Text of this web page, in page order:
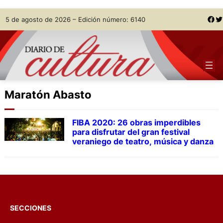
Skip
to
content
5 de agosto de 2026 – Edición número: 6140 Facebook Twitter
Maratón Abasto
FIBA 2020: 26 obras imperdibles
para disfrutar del gran festival
veraniego de teatro, música y danza
SECCIONES